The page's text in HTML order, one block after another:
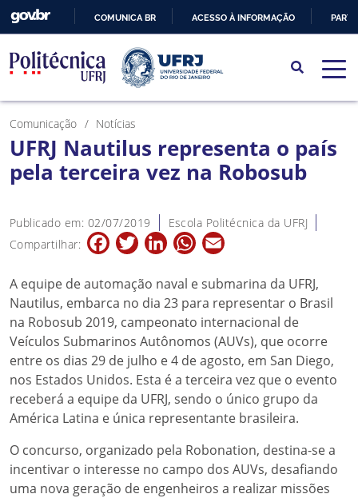
PARA
O
CONTEÚDO
COMUNICA BR ACESSO À INFORMAÇÃO
Comunicação Notícias
UFRJ Nautilus representa o país
pela terceira vez na Robosub
Publicado em: 02/07/2019
Escola Politécnica da UFRJ
Compartilhar:
FacebookTwitterLinkedInWhatsApp
A equipe de automação naval e submarina da UFRJ,
Nautilus, embarca no dia 23 para representar o Brasil
na Robosub 2019, campeonato internacional de
Veículos Submarinos Autônomos (AUVs), que ocorre
entre os dias 29 de julho e 4 de agosto, em San Diego,
nos Estados Unidos. Esta é a terceira vez que o evento
receberá a equipe da UFRJ, sendo o único grupo da
América Latina e única representante brasileira.
O concurso, organizado pela Robonation, destina-se a
incentivar o interesse no campo dos AUVs, desafiando
uma nova geração de engenheiros a realizar missões